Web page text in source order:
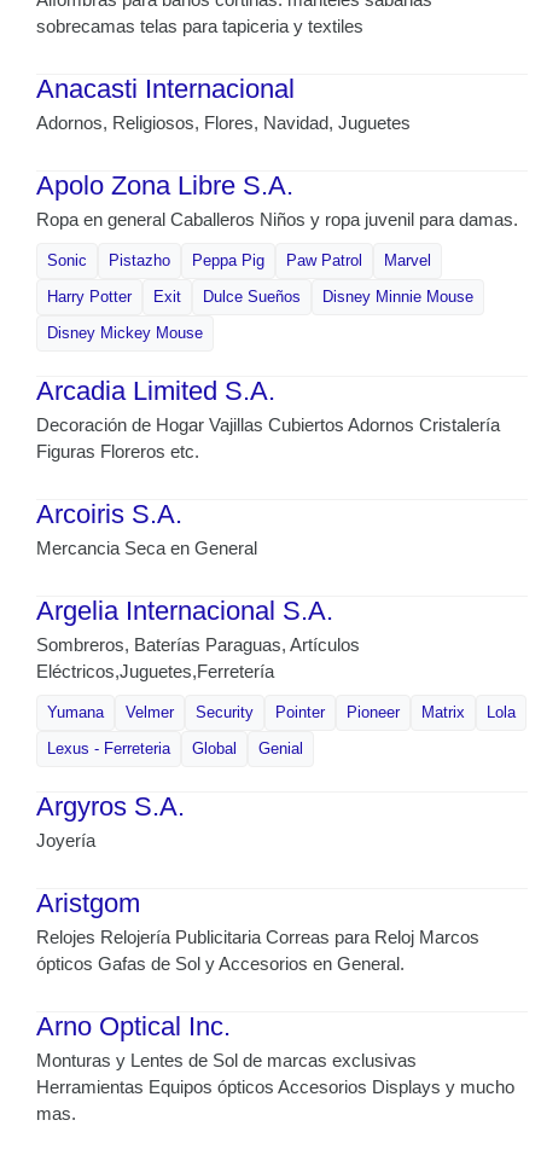
sobrecamas telas para tapiceria y textiles
Anacasti Internacional
Adornos, Religiosos, Flores, Navidad, Juguetes
Apolo Zona Libre S.A.
Ropa en general Caballeros Niños y ropa juvenil para damas.
Sonic Pistazho Peppa Pig Paw Patrol
Marvel
Harry Potter
Exit Dulce Sueños
Disney Minnie Mouse
Disney Mickey Mouse
Arcadia Limited S.A.
Decoración de Hogar Vajillas Cubiertos Adornos Cristalería
Figuras Floreros etc.
Arcoiris S.A.
Mercancia Seca en General
Argelia Internacional S.A.
Sombreros, Baterías Paraguas, Artículos
Eléctricos,Juguetes,Ferretería
Yumana Velmer Security Pointer Pioneer Matrix
Lola
Lexus - Ferreteria
Global Genial
Argyros S.A.
Joyería
Aristgom
Relojes Relojería Publicitaria Correas para Reloj Marcos
ópticos Gafas de Sol y Accesorios en General.
Arno Optical Inc.
Monturas y Lentes de Sol de marcas exclusivas
Herramientas Equipos ópticos Accesorios Displays y mucho
mas.